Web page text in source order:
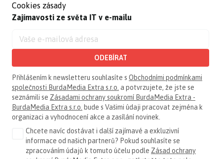
Cookies zásady
Zajímavosti ze světa IT v e-mailu
ODEBÍRAT
Přihlášením k newsletteru souhlasíte s Obchodními podmínkami
společnosti BurdaMedia Extra s.r.o. a potvrzujete, že jste se
seznámili se Zásadami ochrany soukromí BurdaMedia Extra -
BurdaMedia Extra s.r.o. bude s Vašimi údaji pracovat zejména k
organizaci a vyhodnocení akce a zasílání novinek.
Chcete navíc dostávat i další zajímavé a exkluzivní
informace od našich partnerů? Pokud souhlasíte se
zpracováním údajů k tomuto účelu podle Zásad ochrany